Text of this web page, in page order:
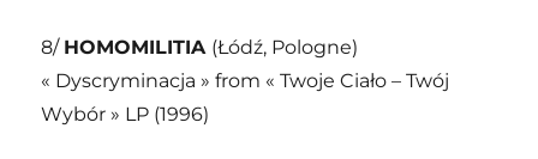
8/ HOMOMILITIA (Łódź, Pologne)
« Dyscryminacja » from « Twoje Ciało – Twój
Wybór » LP (1996)